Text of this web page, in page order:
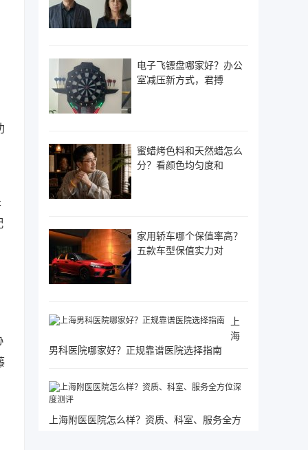
电子飞镖盘哪家好？办公
室减压新方式，君搏
蜜蜡烤色料和天然蜡怎么
分？看颜色均匀度和
家用轿车哪个保值率高？
五款车型保值实力对
上
海
男科医院哪家好？正规靠谱医院选择指南
上海附医医院怎么样？资质、科室、服务全方